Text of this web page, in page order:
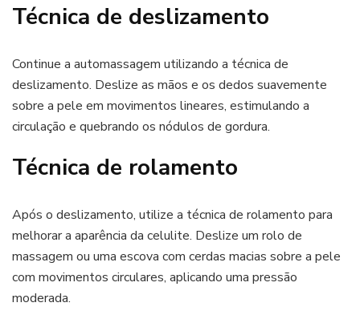
Técnica de deslizamento
Continue a automassagem utilizando a técnica de
deslizamento. Deslize as mãos e os dedos suavemente
sobre a pele em movimentos lineares, estimulando a
circulação e quebrando os nódulos de gordura.
Técnica de rolamento
Após o deslizamento, utilize a técnica de rolamento para
melhorar a aparência da celulite. Deslize um rolo de
massagem ou uma escova com cerdas macias sobre a pele
com movimentos circulares, aplicando uma pressão
moderada.